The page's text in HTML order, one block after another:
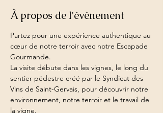
À propos de l'événement
Partez pour une expérience authentique au
cœur de notre terroir avec notre Escapade
Gourmande.
La visite débute dans les vignes, le long du
sentier pédestre créé par le Syndicat des
Vins de Saint-Gervais, pour découvrir notre
environnement, notre terroir et le travail de
la vigne.